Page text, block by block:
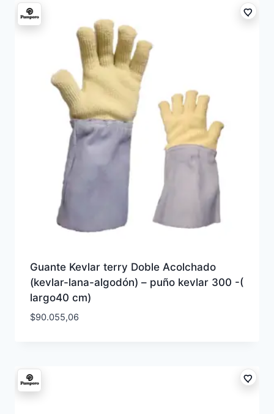
Guante Kevlar terry Doble Acolchado
(kevlar-lana-algodón) – puño kevlar 300 -(
largo40 cm)
$90.055,06